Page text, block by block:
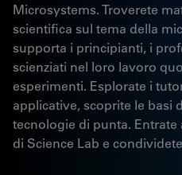
Microsystems. Troverete
scientifica sul tema della
supporta i principianti, i
scienziati nel loro lavoro
esperimenti. Esplorate i
applicative, scoprite le basi
tecnologie di punta.
di Science Lab e